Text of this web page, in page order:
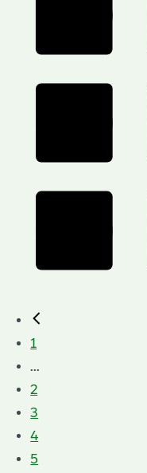
1
...
2
3
4
5